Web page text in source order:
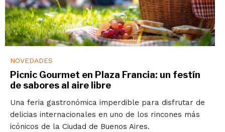
NOVEDADES
Picnic Gourmet en Plaza Francia: un festín
de sabores al aire libre
Una feria gastronómica imperdible para disfrutar de
delicias internacionales en uno de los rincones más
icónicos de la Ciudad de Buenos Aires.